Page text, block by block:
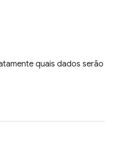
quais dados serão